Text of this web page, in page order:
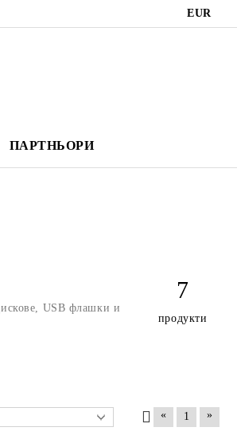
EUR
ПАРТНЬОРИ
USB флашки и
7
продукти
« 1 »